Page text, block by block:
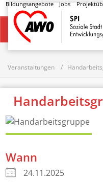
Bildungsangebote Jobs
Startseite
Veranstaltungen
Wann
24.11.2025